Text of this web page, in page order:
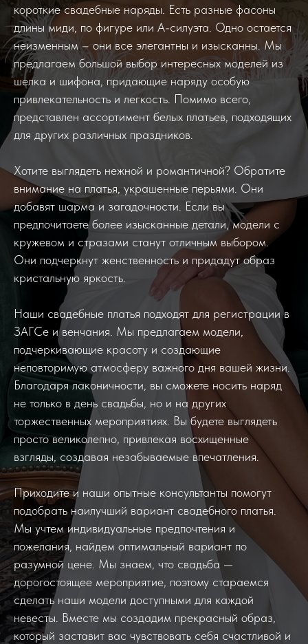
короткие свадебные наряды. Есть разные фасоны
длины миди, по фигуре или А-силуэта. Одно остается
неизменным – они все элегантны и изысканны. Мы
предлагаем большой выбор интересных моделей из
шелка и шифона, придающие наряду особую
привлекательность и легкость. Помимо всего,
представлен ассортимент белых платьев, подходящих
для других различных праздников.
Хотите выглядеть нежной и романтичной? Обратите
внимание на платья, украшенные перьями. Они
добавят шарма и загадочности. Если вы
предпочитаете более изысканные детали, модели с
кружевом и стразами станут отличным выбором.
Они подчеркнут женственность и придадут образ
кристальную яркость.
Наши свадебные платья подходят для регистрации в
ЗАГСе и венчания. Мы предлагаем модели,
подчеркивающие красоту и создающие
неповторимую атмосферу важного дня вашей жизни.
Благодаря лаконичности, вы сможете носить наряд
не только в день свадьбы, но и на других
торжественных мероприятиях. Вы будете выглядеть
просто великолепно, привлекая восхищенные
взгляды, создавая незабываемые впечатления.
Приходите и наши опытные консультанты помогут
подобрать наилучший вариант свадебного платья.
Мы учтем индивидуальные предпочтения и
пожелания, найдем оптимальный вариант по
разумной цене. Мы знаем, что свадьба —
дорогостоящее мероприятие, поэтому стараемся
сделать наши модели доступными для каждой
невесты. Вместе мы создадим прекрасный образ,
который заставит вас чувствовать себя счастливой и